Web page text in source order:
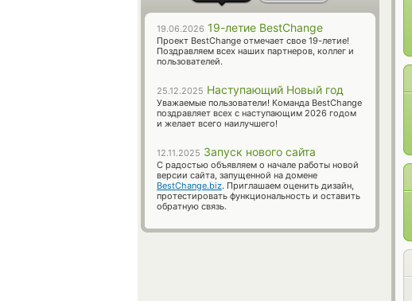
19.06.2026 19-летие BestChange
Проект BestChange отмечает свое 19-летие!
Поздравляем всех наших партнеров, коллег и
пользователей.
25.12.2025 Наступающий Новый год
Уважаемые пользователи! Команда BestChange
поздравляет всех с наступающим 2026 годом
и желает всего наилучшего!
12.11.2025 Запуск нового сайта
С радостью объявляем о начале работы новой
версии сайта, запущенной на домене
BestChange.biz. Приглашаем оценить дизайн,
протестировать функциональность и оставить
обратную связь.